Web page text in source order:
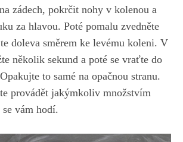
zádech, pokrčit nohy v kolenou a
za hlavou. Poté pomalu zvedněte
⁤doleva směrem ke levému ⁤koleni. V
několik sekund a poté se vraťte do
to samé na opačnou ⁤stranu.
provádět jakýmkoliv množstvím
vám hodí.